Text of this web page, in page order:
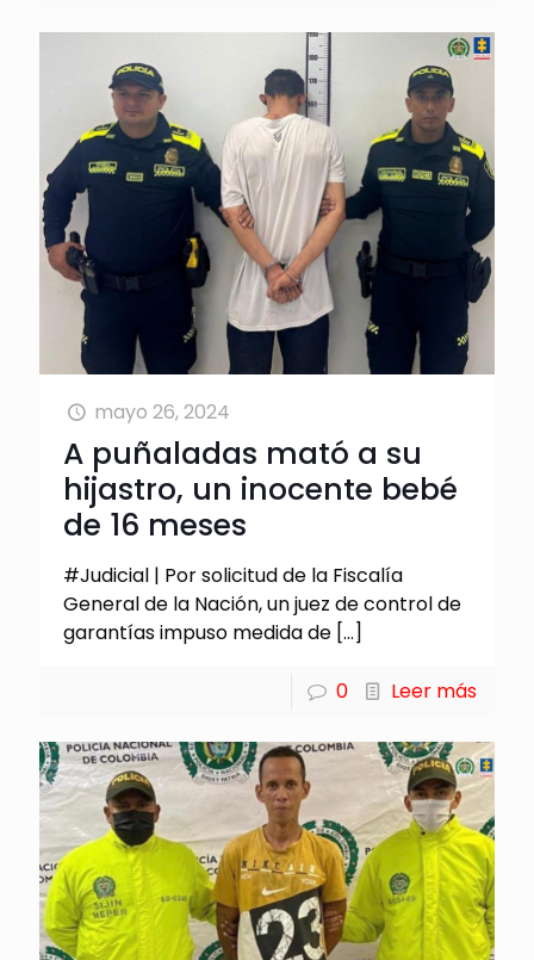
mayo 26, 2024
A puñaladas mató a su
hijastro, un inocente bebé
de 16 meses
#Judicial | Por solicitud de la Fiscalía
General de la Nación, un juez de control de
garantías impuso medida de […]
0 Leer más